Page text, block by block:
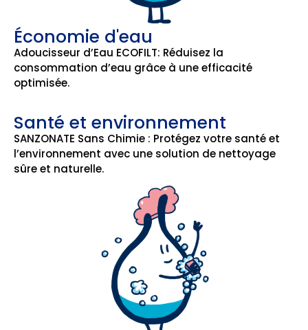
Économie d'eau
Adoucisseur d’Eau ECOFILT: Réduisez la
consommation d’eau grâce à une efficacité
optimisée.
Santé et environnement
SANZONATE Sans Chimie : Protégez votre santé et
l’environnement avec une solution de nettoyage
sûre et naturelle.